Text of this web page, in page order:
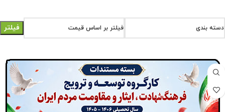
دسته بندی فیلتر بر اساس قیمت فیلتر